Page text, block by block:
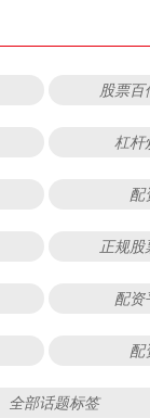
股票百
杠杆
配
正规
配资
配
全部话题标签